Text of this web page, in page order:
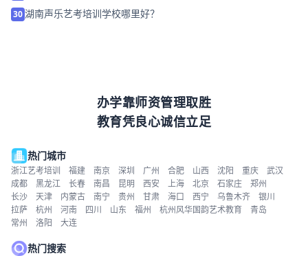
30湖南声乐艺考培训学校哪里好？
办学靠师资管理取胜
教育凭良心诚信立足
热门城市
浙江艺考培训 福建 南京 深圳 广州 合肥 山西 沈阳 重庆
武汉
成都
黑龙江 长春 南昌 昆明 西安 上海 北京 石家庄
郑州
长沙
天津 内蒙古 南宁 贵州 甘肃 海口 西宁 乌鲁木齐
银川
拉萨
杭州 河南 四川 山东 福州 杭州风华国韵艺术教育
青岛
常州
洛阳 大连
热门搜索